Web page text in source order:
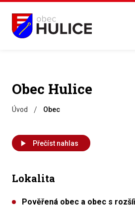
Obec Hulice
Úvod / Obec
Přečíst nahlas
Lokalita
Pověřená obec a obec s